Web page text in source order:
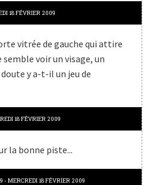
18FÉVRIER 2009
vitrée de gauche qui attire
voir un visage, un
y a-t-il un jeu de
18FÉVRIER 2009
la bonne piste...
-MERCREDI 18FÉVRIER 2009